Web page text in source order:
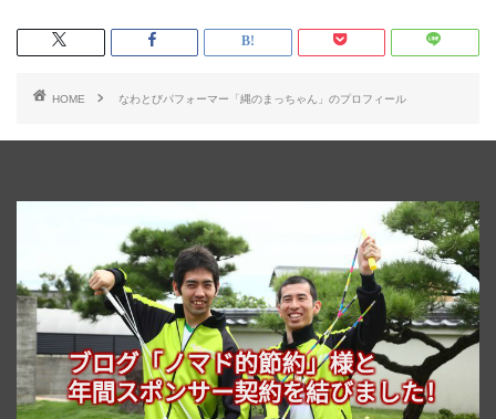
HOME なわとびパフォーマー「縄のまっちゃん」のプロフィール